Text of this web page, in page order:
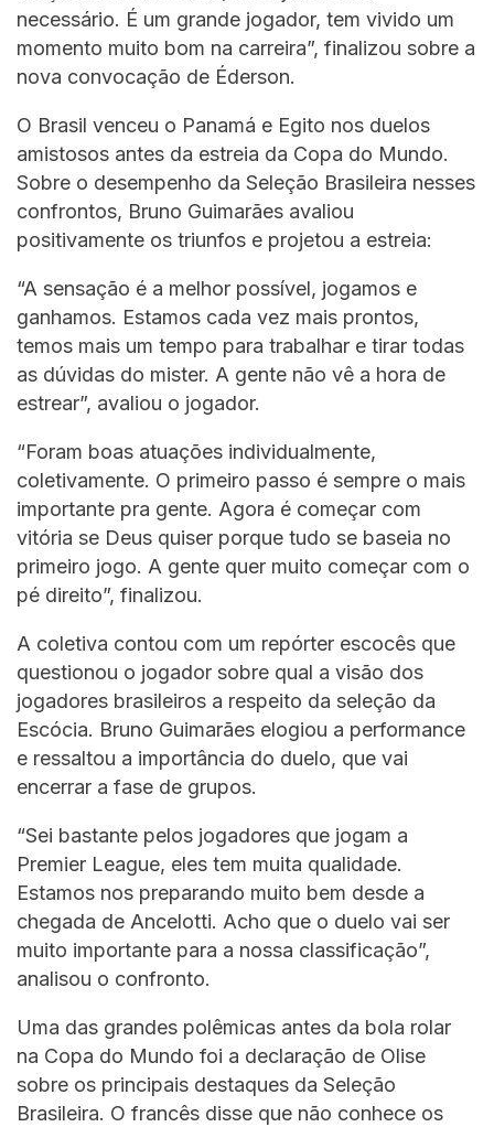
necessário. É um grande jogador, tem vivido um
momento muito bom na carreira”, finalizou sobre a
nova convocação de Éderson.
O Brasil venceu o Panamá e Egito nos duelos
amistosos antes da estreia da Copa do Mundo.
Sobre o desempenho da Seleção Brasileira nesses
confrontos, Bruno Guimarães avaliou
positivamente os triunfos e projetou a estreia:
“A sensação é a melhor possível, jogamos e
ganhamos. Estamos cada vez mais prontos,
temos mais um tempo para trabalhar e tirar todas
as dúvidas do mister. A gente não vê a hora de
estrear”, avaliou o jogador.
“Foram boas atuações individualmente,
coletivamente. O primeiro passo é sempre o mais
importante pra gente. Agora é começar com
vitória se Deus quiser porque tudo se baseia no
primeiro jogo. A gente quer muito começar com o
pé direito”, finalizou.
A coletiva contou com um repórter escocês que
questionou o jogador sobre qual a visão dos
jogadores brasileiros a respeito da seleção da
Escócia. Bruno Guimarães elogiou a performance
e ressaltou a importância do duelo, que vai
encerrar a fase de grupos.
“Sei bastante pelos jogadores que jogam a
Premier League, eles tem muita qualidade.
Estamos nos preparando muito bem desde a
chegada de Ancelotti. Acho que o duelo vai ser
muito importante para a nossa classificação”,
analisou o confronto.
Uma das grandes polêmicas antes da bola rolar
na Copa do Mundo foi a declaração de Olise
sobre os principais destaques da Seleção
Brasileira. O francês disse que não conhece os